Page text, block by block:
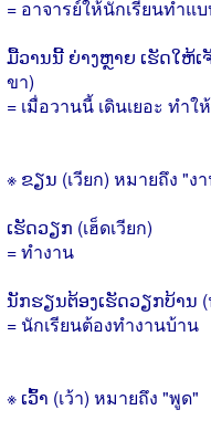
= อาจารย์ให้นักเรียนทำแ
ມື້ວານນີ້ ຍ່າງຫຼາຍ ເຮັດໃຫ້ເ
ขา)
= เมื่อวานนี้ เดินเยอะ ทำใ
※ ຂຽນ (เวียก) หมายถึง "ง
ເຮັດວຽກ (เฮ็ดเวียก)
= ทำงาน
ນັກຮຽນຕ້ອງເຮັດວຽກບ້ານ (
= นักเรียนต้องทำงานบ้าน
※ ເວົ້າ (เว้า) หมายถึง "พูด"